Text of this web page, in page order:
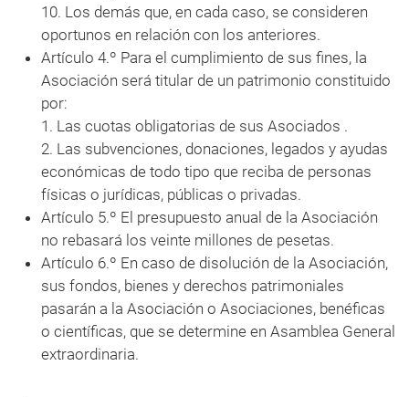
10. Los demás que, en cada caso, se consideren
oportunos en relación con los anteriores.
Artículo 4.º Para el cumplimiento de sus fines, la
Asociación será titular de un patrimonio constituido
por:
1. Las cuotas obligatorias de sus Asociados .
2. Las subvenciones, donaciones, legados y ayudas
económicas de todo tipo que reciba de personas
físicas o jurídicas, públicas o privadas.
Artículo 5.º El presupuesto anual de la Asociación
no rebasará los veinte millones de pesetas.
Artículo 6.º En caso de disolución de la Asociación,
sus fondos, bienes y derechos patrimoniales
pasarán a la Asociación o Asociaciones, benéficas
o científicas, que se determine en Asamblea General
extraordinaria.